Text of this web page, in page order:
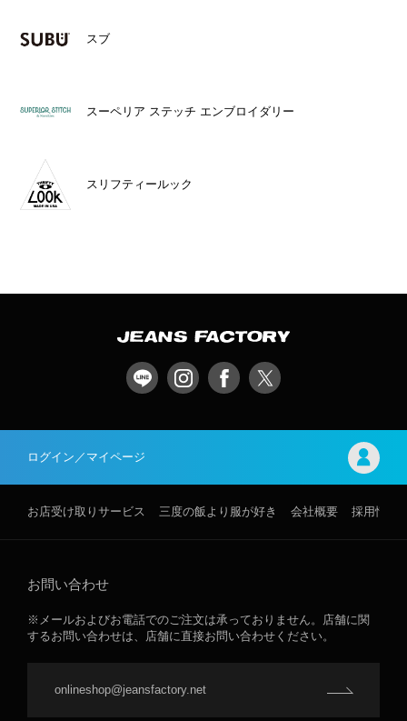
スブ
スーペリア ステッチ エンブロイダリー
スリフティールック
ログイン／マイページ
お店受け取りサービス 三度の飯より服が好き 会社概要 採用情報
お問い合わせ
※メールおよびお電話でのご注文は承っておりません。店舗に関
するお問い合わせは、店舗に直接お問い合わせください。
onlineshop@jeansfactory.net